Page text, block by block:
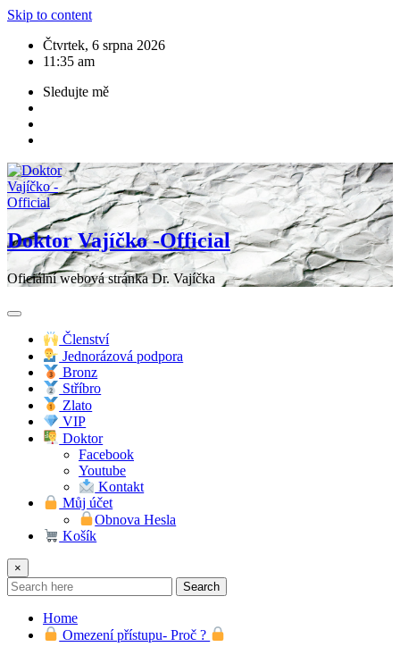
Skip to content
Čtvrtek, 6 srpna 2026
11:35 am
Sledujte mě
Doktor Vajíčko -Official
Oficiální webová stránka Dr. Vajíčka
Členství
Jednorázová podpora
Bronz
Stříbro
Zlato
VIP
Doktor
Facebook
Youtube
Kontakt
Můj účet
Obnova Hesla
Košík
×
Search
Home
Omezení přístupu- Proč ?